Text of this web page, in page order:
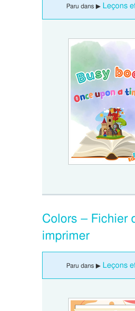
Paru dans ▶ Leçons
Colors – Fichier
imprimer
Paru dans ▶ Leçons